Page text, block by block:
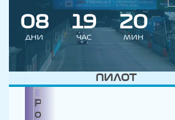
08
ДНИ
19
ЧАС
20
МИН
ПИЛОТ